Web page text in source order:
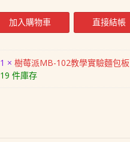
價
格：
價
加入購物車 直接結帳
1 × 樹莓派MB-102教學實驗麵包板
19 件庫存